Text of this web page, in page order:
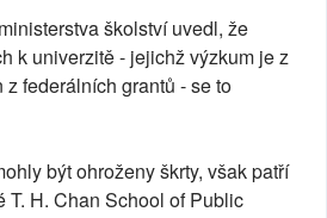
školství uvedl, že
k univerzitě - jejichž výzkum je z
federálních grantů - se to
být ohroženy škrty, však patří
T. H. Chan School of Public